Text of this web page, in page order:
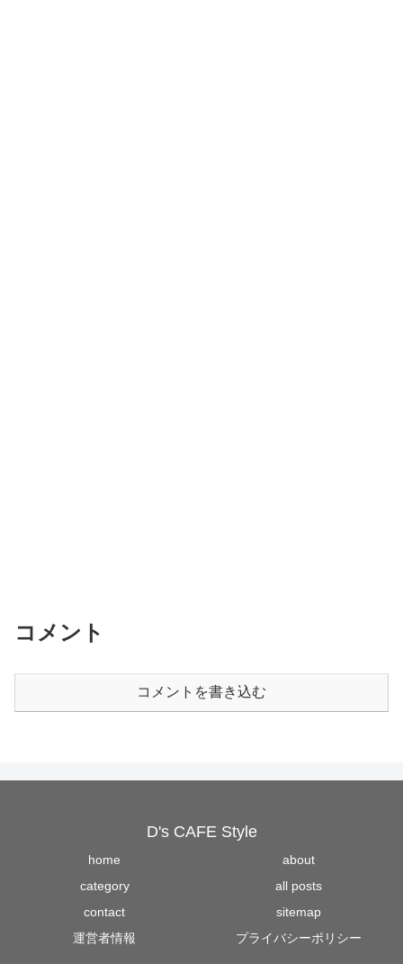
コメント
コメントを書き込む
D's CAFE Style
home
about
category
all posts
contact
sitemap
運営者情報
プライバシーポリシー